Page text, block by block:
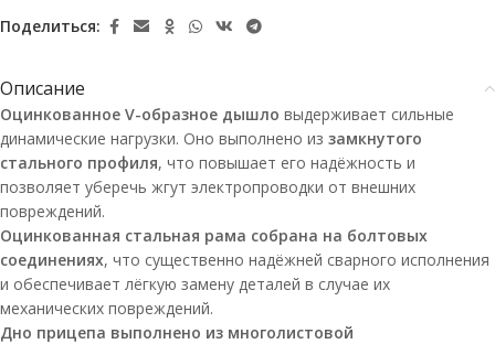
Поделиться:
Описание
Оцинкованное V-образное дышло выдерживает сильные
динамические нагрузки. Оно выполнено из замкнутого
стального профиля, что повышает его надёжность и
позволяет уберечь жгут электропроводки от внешних
повреждений.
Оцинкованная стальная рама собрана на болтовых
соединениях, что существенно надёжней сварного исполнения
и обеспечивает лёгкую замену деталей в случае их
механических повреждений.
Дно прицепа выполнено из многолистовой